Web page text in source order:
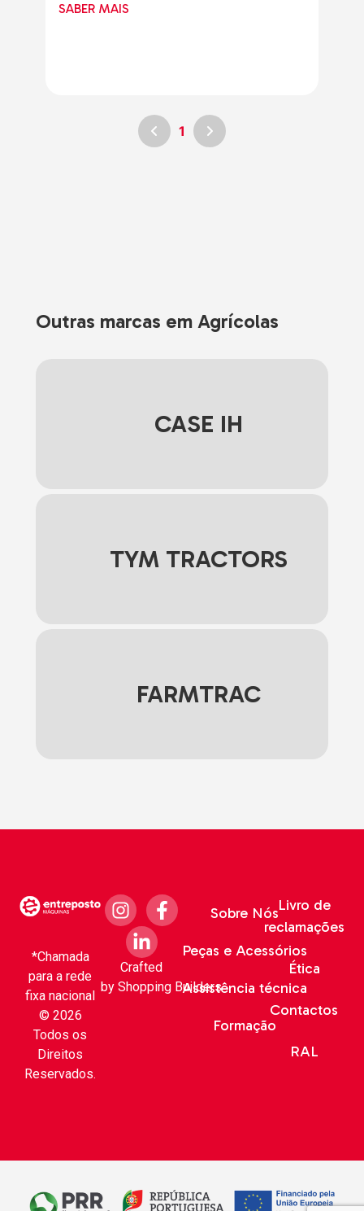
SABER MAIS
1
Outras marcas em Agrícolas
CASE IH
TYM TRACTORS
FARMTRAC
*Chamada
para a rede
fixa nacional
© 2026
Todos os
Direitos
Reservados.
Sobre Nós
Peças e Acessórios
Assistência técnica
Formação
Livro de
reclamações
Ética
Contactos
RAL
Crafted
by Shopping Builders